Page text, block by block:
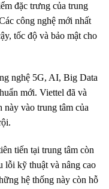
đặc trưng của trung
công nghệ mới nhất
tốc độ và bảo mật cho
nghệ 5G, AI, Big Data
mới. Viettel đã và
này vào trung tâm của
tiến tại trung tâm còn
lỗi kỹ thuật và nâng cao
hệ thống này còn hỗ